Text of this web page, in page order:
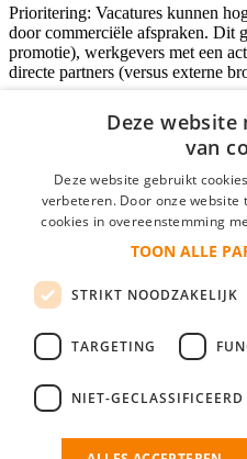
Prioritering: Vacatures kunnen
door commerciële afspraken. Dit
promotie), werkgevers met een
directe partners (versus externe
E-mail*
login gegevens onthouden
login
Bedrijf aanmelden
nieuwe collega/werknemer zo
Deze
van
Deze website gebruikt
verbeteren. Door onze website
cookies in overeenstemming
TOON ALLE
STRIKT NOODZAKELIJK
TARGETING
NIET-GECLASSIFICEERD